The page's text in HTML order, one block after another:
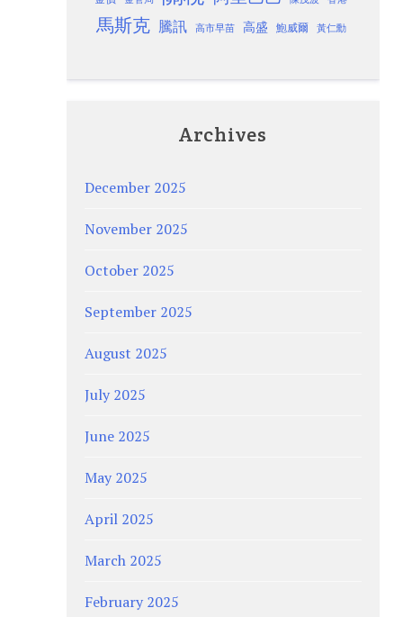
馬斯克 騰訊 高市早苗 高盛 鮑威爾 黃仁勳
Archives
December 2025
November 2025
October 2025
September 2025
August 2025
July 2025
June 2025
May 2025
April 2025
March 2025
February 2025